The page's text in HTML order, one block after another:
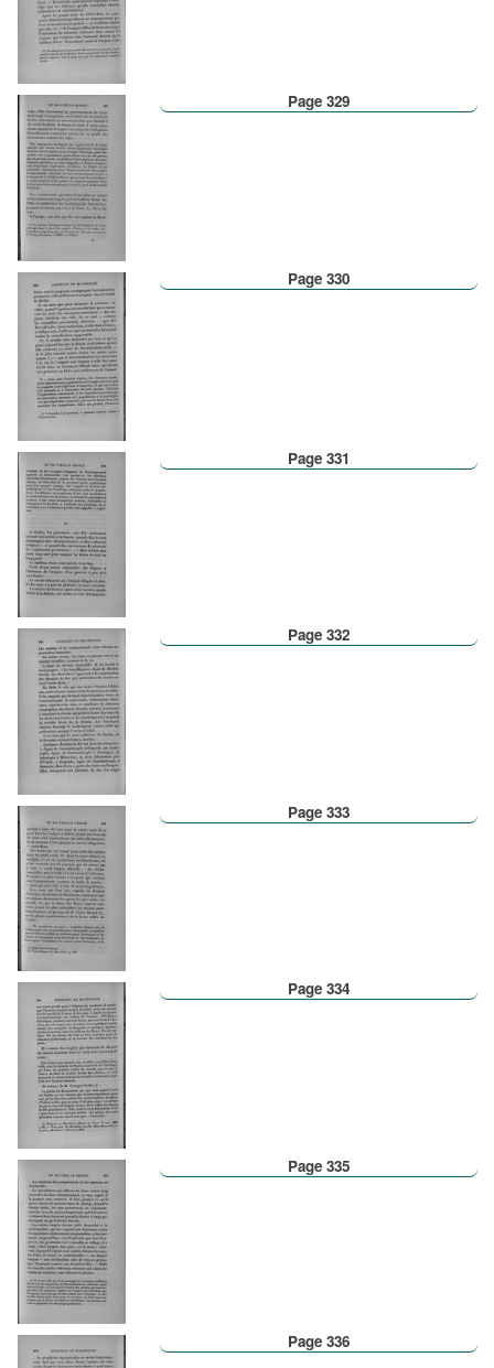
Page 329
Page 330
Page 331
Page 332
Page 333
Page 334
Page 335
Page 336